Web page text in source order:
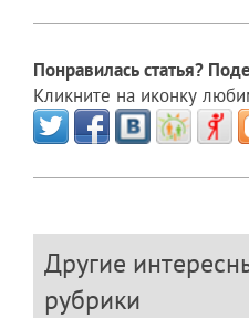
Понравилась статья?
Кликните на иконку
Другие
рубрики